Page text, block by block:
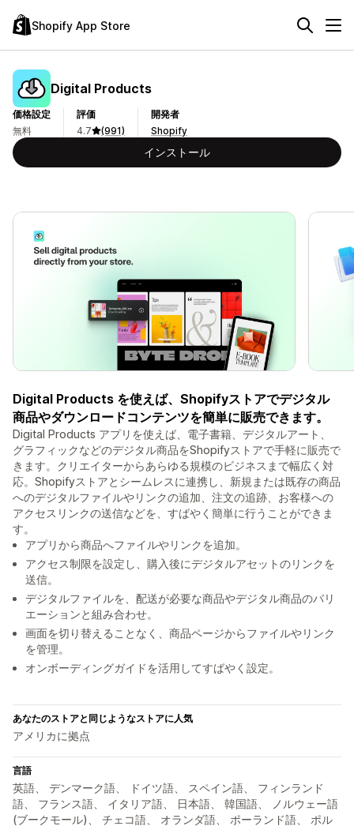
Shopify App Store
Digital Products
価格設定
無料
評価
4.7
(991)
開発者
Shopify
インストール
Digital Products を使えば、Shopifyストアでデジタル
商品やダウンロードコンテンツを簡単に販売できます。
Digital Products アプリを使えば、電子書籍、デジタルアート、
グラフィックなどのデジタル商品をShopifyストアで手軽に販売で
きます。クリエイターからあらゆる規模のビジネスまで幅広く対
応。Shopifyストアとシームレスに連携し、新規または既存の商品
へのデジタルファイルやリンクの追加、注文の追跡、お客様への
アクセスリンクの送信などを、すばやく簡単に行うことができま
す。
アプリから商品へファイルやリンクを追加。
アクセス制限を設定し、購入後にデジタルアセットのリンクを
送信。
デジタルファイルを、配送が必要な商品やデジタル商品のバリ
エーションと組み合わせ。
画面を切り替えることなく、商品ページからファイルやリンク
を管理。
オンボーディングガイドを活用してすばやく設定。
あなたのストアと同じようなストアに人気
アメリカに拠点
言語
英語、 デンマーク語、 ドイツ語、 スペイン語、 フィンランド
語、 フランス語、 イタリア語、 日本語、 韓国語、 ノルウェー語
(ブークモール)、 チェコ語、 オランダ語、 ポーランド語、 ポル